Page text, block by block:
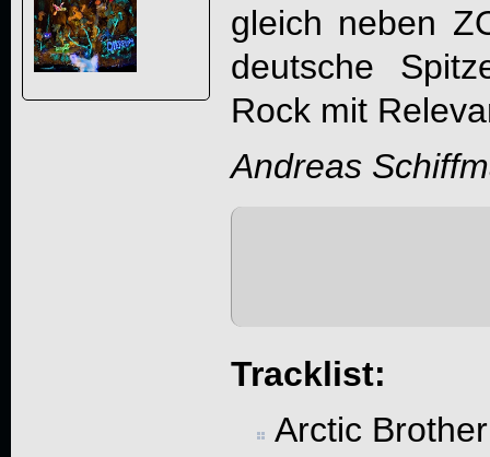
gleich neben
deutsche
Rock mit
Andreas
Tracklist:
Arctic Brother